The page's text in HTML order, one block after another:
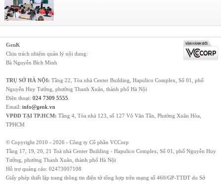
GenK
Chịu trách nhiệm quản lý nội dung:
Bà Nguyễn Bích Minh
TRỤ SỞ HÀ NỘI: Tầng 22, Tòa nhà Center Building, Hapulico Complex, Số 01, phố
Nguyễn Huy Tưởng, phường Thanh Xuân, thành phố Hà Nội
Điện thoại: 024 7309 5555
Email: info@genk.vn
VPĐD TẠI TP.HCM: Tầng 4, Tòa nhà 123, số 127 Võ Văn Tần, Phường Xuân Hòa,
TPHCM
© Copyright 2010 - 2026 - Công ty Cổ phần VCCorp
Tầng 17, 19, 20, 21 Toà nhà Center Building - Hapulico Complex, Số 01, phố Nguyễn Huy
Tưởng, phường Thanh Xuân, thành phố Hà Nội
Hỗ trợ quảng cáo: 02473007108
Giấy phép thiết lập trang thông tin điện tử tổng hợp trên mạng số 460/GP-TTĐT do Sở